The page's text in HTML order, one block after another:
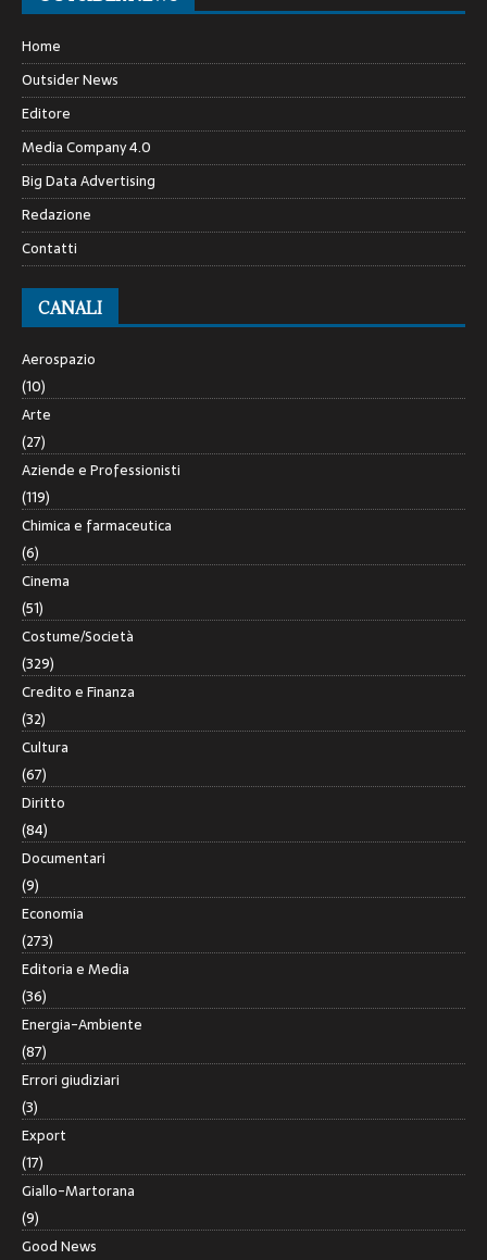
Home
Outsider News
Editore
Media Company 4.0
Big Data Advertising
Redazione
Contatti
CANALI
Aerospazio
(10)
Arte
(27)
Aziende e Professionisti
(119)
Chimica e farmaceutica
(6)
Cinema
(51)
Costume/Società
(329)
Credito e Finanza
(32)
Cultura
(67)
Diritto
(84)
Documentari
(9)
Economia
(273)
Editoria e Media
(36)
Energia-Ambiente
(87)
Errori giudiziari
(3)
Export
(17)
Giallo-Martorana
(9)
Good News